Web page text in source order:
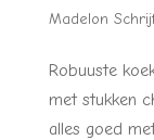
Madelon
Robuuste
met stukken
alles goed